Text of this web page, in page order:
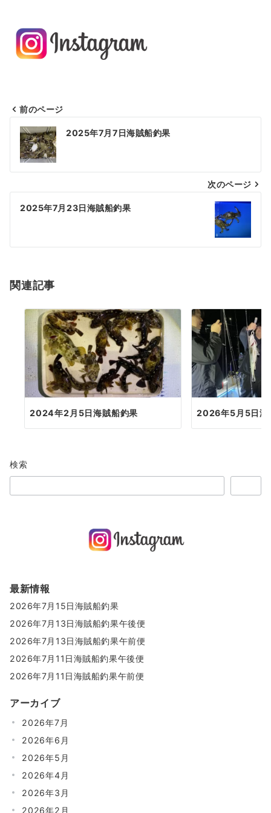
投
稿
ナ
ビ
ゲ
シ
ン
前のページ
2025年7月7日海賊船釣果
次のページ
2025年7月23日海賊船釣果
関連記事
2024年2月5日海賊船釣果 2026年5月5日海
検索
最新情報
2026年7月15日海賊船釣果
2026年7月13日海賊船釣果午後便
2026年7月13日海賊船釣果午前便
2026年7月11日海賊船釣果午後便
2026年7月11日海賊船釣果午前便
アーカイブ
2026年7月
2026年6月
2026年5月
2026年4月
2026年3月
2026年2月